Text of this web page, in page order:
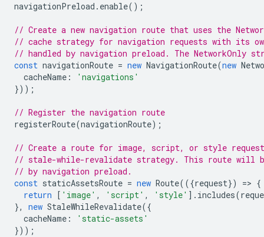
navigationPreload . enable();
// Create a new navigation route that uses the
// cache strategy for navigation requests with its
// handled by navigation preload. The NetworkOnly
const navigationRoute = new NavigationRoute(new
cacheName :
'navigations'
}));
// Register the navigation route
registerRoute(navigationRoute);
// Create a route for image, script, or style
// stale-while-revalidate strategy. This route will
// by navigation preload.
const staticAssetsRoute = new Route(({request}) => {
return
[ 'image' , 'script' , 'style' ]. includes(
},
new StaleWhileRevalidate({
cacheName :
'static-assets'
}));